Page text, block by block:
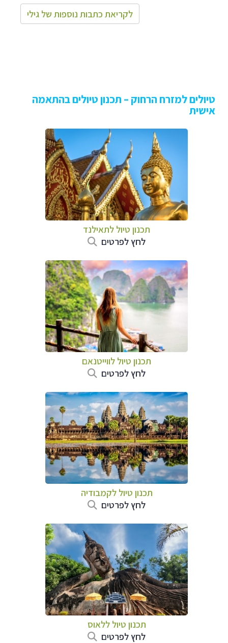
לקריאת כתבות נוספות של גילי
טיולים למזרח הרחוק – תכנון טיולים בהתאמה
אישית
תכנון טיול לתאילנד
לחץ לפרטים
תכנון טיול לווייטנאם
לחץ לפרטים
תכנון טיול לקמבודיה
לחץ לפרטים
תכנון טיול ללאוס
לחץ לפרטים